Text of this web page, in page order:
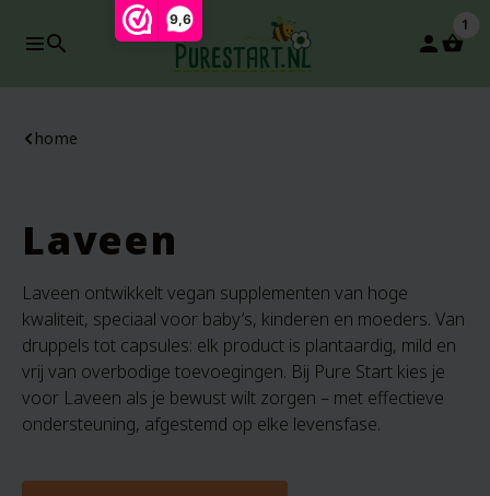
9,6
search person
1
home
Laveen
Laveen ontwikkelt vegan supplementen van hoge
kwaliteit, speciaal voor baby’s, kinderen en moeders. Van
druppels tot capsules: elk product is plantaardig, mild en
vrij van overbodige toevoegingen. Bij Pure Start kies je
voor Laveen als je bewust wilt zorgen – met effectieve
ondersteuning, afgestemd op elke levensfase.